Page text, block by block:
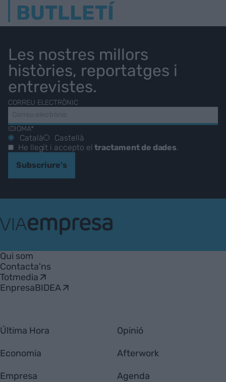
BUTLLETÍ
Les nostres millors
històries, reportatges i
entrevistes.
CORREU ELECTRÒNIC
IDIOMA*
Català
Castellà
He llegit i accepto eltractament de dades
Subscriure's
Empresa
Qui som
Contacta'ns
Totmedia
EnpresaBIDEA
Última Hora
Economia
Empresa
Opinió
Afterwork
Agenda